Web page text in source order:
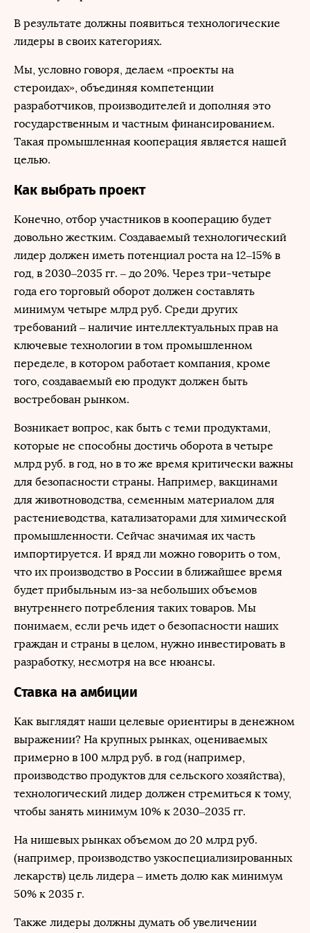
В результате должны появиться технологические
лидеры в своих категориях.
Мы, условно говоря, делаем «проекты на
стероидах», объединяя компетенции
разработчиков, производителей и дополняя это
государственным и частным финансированием.
Такая промышленная кооперация является нашей
целью.
Как выбрать проект
Конечно, отбор участников в кооперацию будет
довольно жестким. Создаваемый технологический
лидер должен иметь потенциал роста на 12‒15% в
год, в 2030‒2035 гг. – до 20%. Через три-четыре
года его торговый оборот должен составлять
минимум четыре млрд руб. Среди других
требований ‒ наличие интеллектуальных прав на
ключевые технологии в том промышленном
переделе, в котором работает компания, кроме
того, создаваемый ею продукт должен быть
востребован рынком.
Возникает вопрос, как быть с теми продуктами,
которые не способны достичь оборота в четыре
млрд руб. в год, но в то же время критически важны
для безопасности страны. Например, вакцинами
для животноводства, семенным материалом для
растениеводства, катализаторами для химической
промышленности. Сейчас значимая их часть
импортируется. И вряд ли можно говорить о том,
что их производство в России в ближайшее время
будет прибыльным из-за небольших объемов
внутреннего потребления таких товаров. Мы
понимаем, если речь идет о безопасности наших
граждан и страны в целом, нужно инвестировать в
разработку, несмотря на все нюансы.
Ставка на амбиции
Как выглядят наши целевые ориентиры в денежном
выражении? На крупных рынках, оцениваемых
примерно в 100 млрд руб. в год (например,
производство продуктов для сельского хозяйства),
технологический лидер должен стремиться к тому,
чтобы занять минимум 10% к 2030‒2035 гг.
На нишевых рынках объемом до 20 млрд руб.
(например, производство узкоспециализированных
лекарств) цель лидера – иметь долю как минимум
50% к 2035 г.
Также лидеры должны думать об увеличении